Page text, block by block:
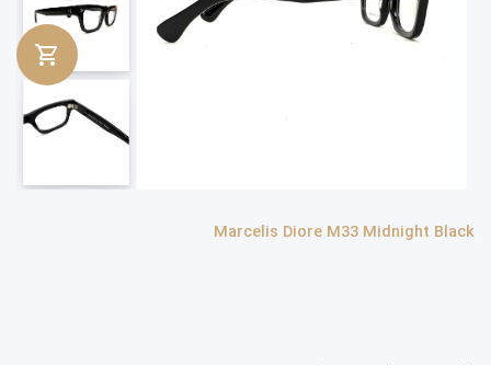
Marcelis Diore M33 Midnight Black